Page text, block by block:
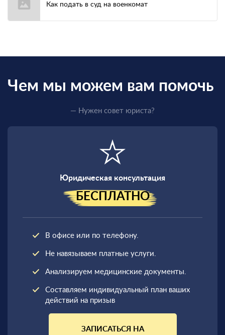
Как подать в суд на военкомат
Чем мы можем вам помочь
— Нужен совет юриста?
Юридическая консультация
БЕСПЛАТНО
В офисе или по телефону.
Не навязываем платные услуги.
Анализируем медицинские документы.
Составляем индивидуальный план ваших
действий на призыв
ЗАПИСАТЬСЯ НА